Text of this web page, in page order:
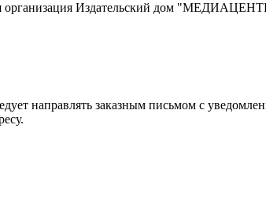
организация Издательский дом
направлять заказным письмом с